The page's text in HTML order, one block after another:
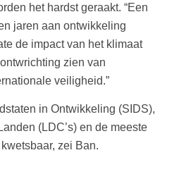
het hardst geraakt. “Een
jaren aan ontwikkeling
de impact van het klimaat
zien van
veiligheid.”
in Ontwikkeling (SIDS),
(LDC’s) en de meeste
zei Ban.